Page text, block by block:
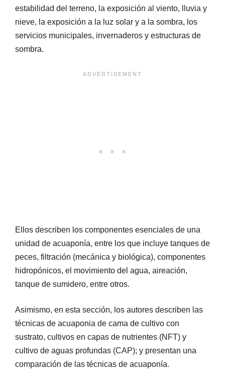
estabilidad del terreno, la exposición al viento, lluvia y
nieve, la exposición a la luz solar y a la sombra, los
servicios municipales, invernaderos y estructuras de
sombra.
Ellos describen los componentes esenciales de una
unidad de acuaponía, entre los que incluye tanques de
peces, filtración (mecánica y biológica), componentes
hidropónicos, el movimiento del agua, aireación,
tanque de sumidero, entre otros.
Asimismo, en esta sección, los autores describen las
técnicas de acuaponia de cama de cultivo con
sustrato, cultivos en capas de nutrientes (NFT) y
cultivo de aguas profundas (CAP); y presentan una
comparación de las técnicas de acuaponía.